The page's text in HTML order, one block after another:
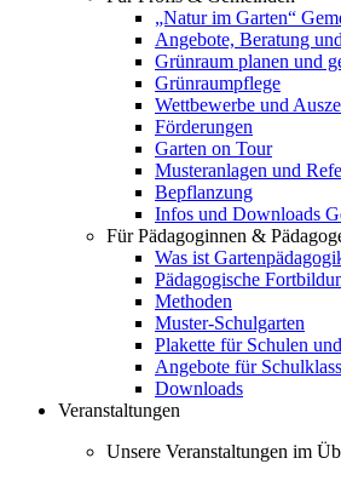
„Natur im Garten“
Angebote, Beratung
Grünraum planen und
Grünraumpflege
Wettbewerbe und
Förderungen
Garten on Tour
Musteranlagen und
Bepflanzung
Infos und Downloads
Für Pädagoginnen &
Was ist
Pädagogische
Methoden
Muster-Schulgarten
Plakette für Schulen
Angebote für
Downloads
Veranstaltungen
Unsere Veranstaltungen im